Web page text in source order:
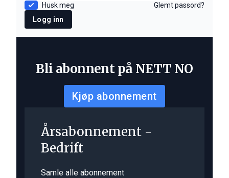
Husk meg
Glemt passord?
Logg inn
Bli abonnent på NETT NO
Kjøp abonnement
Årsabonnement -
Bedrift
Samle alle abonnement